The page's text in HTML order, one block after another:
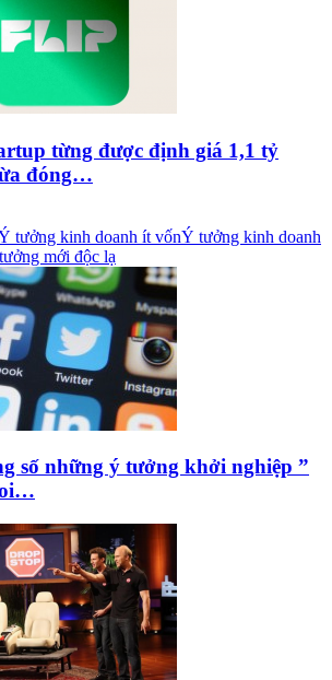
từng được định giá 1,1 tỷ
đóng…
tưởng kinh doanh ít vốnÝ tưởng kinh doanh
mới độc lạ
số những ý tưởng khởi nghiệp ”